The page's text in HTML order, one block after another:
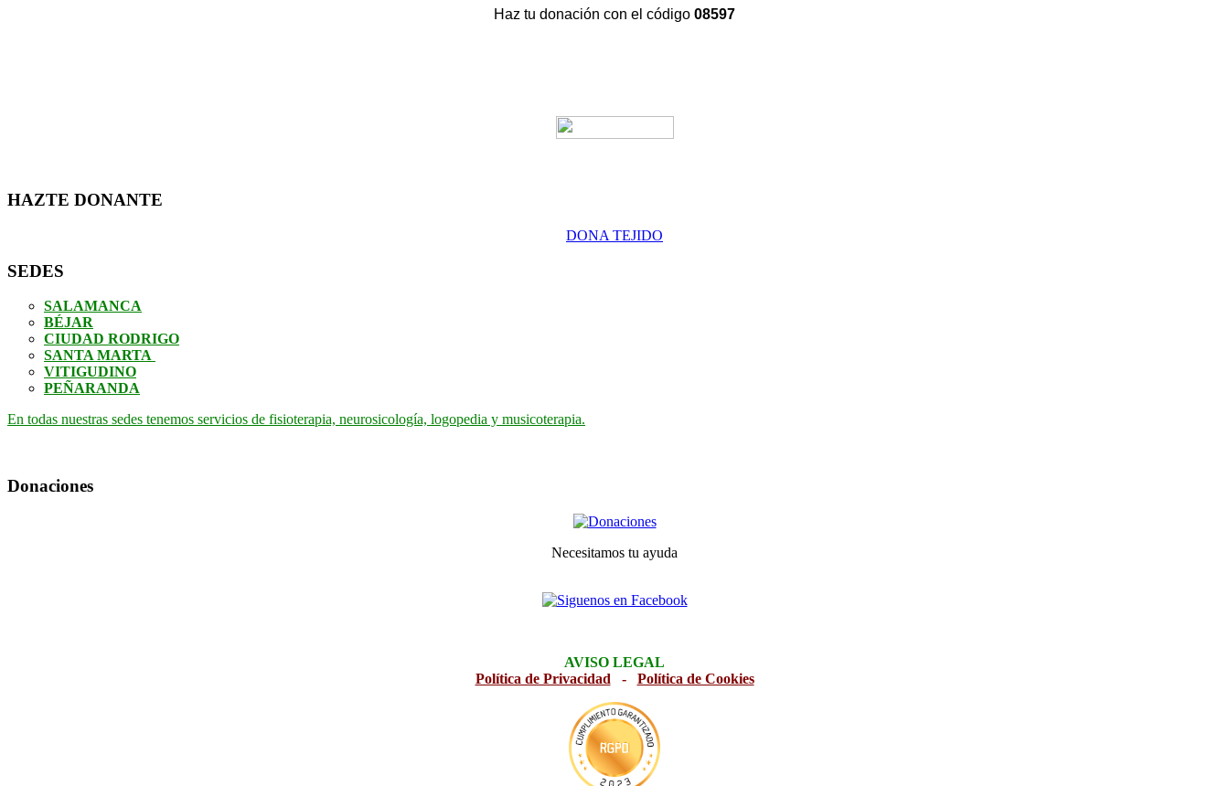
Haz tu donación con el código 08597
HAZTE DONANTE
DONA TEJIDO
SEDES
SALAMANCA
BÉJAR
CIUDAD RODRIGO
SANTA MARTA
VITIGUDINO
PEÑARANDA
En todas nuestras sedes tenemos servicios de fisioterapia, neurosicología, logopedia y musicoterapia.
Donaciones
Necesitamos tu ayuda
AVISO LEGAL
Política de Privacidad - Política de Cookies